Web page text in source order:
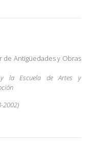
de Antigüedades y Obras
y la Escuela de Artes y
2002)